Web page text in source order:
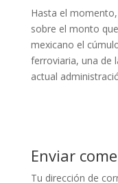
Hasta el momento,
sobre el monto
mexicano el
ferroviaria, una de
actual
Enviar
Tu dirección de